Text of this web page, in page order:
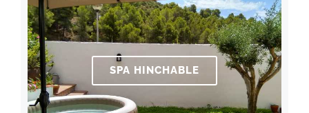
SPA HINCHABLE